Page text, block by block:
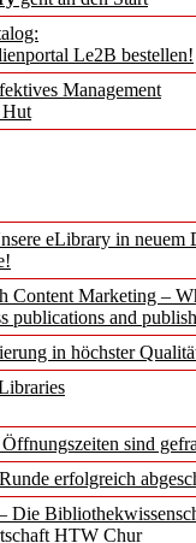
Le2B bestellen!
Management
Hut
eLibrary in neuem
Content Marketing –
publications and
in höchster
sind
erfolgreich
Die
HTW Chur
(Juni/Juli